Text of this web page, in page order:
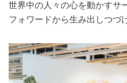
世界中の人々の心を動かすサ
フォワードから生み出しつづ